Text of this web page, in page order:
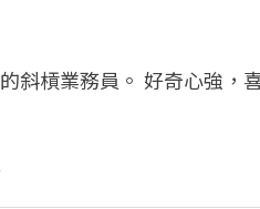
斜槓業務員。 好奇心強，